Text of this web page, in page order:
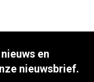
en
nieuwsbrief.